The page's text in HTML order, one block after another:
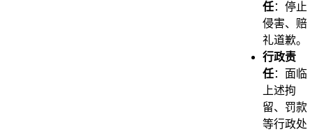
任：停止
侵害、赔
礼道歉。
行政责
任：面临
上述拘
留、罚款
等行政处